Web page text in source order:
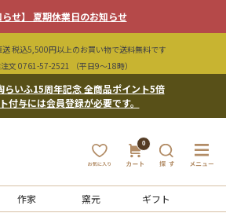
らせ】 夏期休業日のお知らせ
税込5,500円以上のお買い物で送料無料です
文 0761-57-2521 （平日9〜18時）
らいふ15周年記念 全商品ポイント5倍
付与には会員登録が必要です。
0
作家 窯元 ギフト